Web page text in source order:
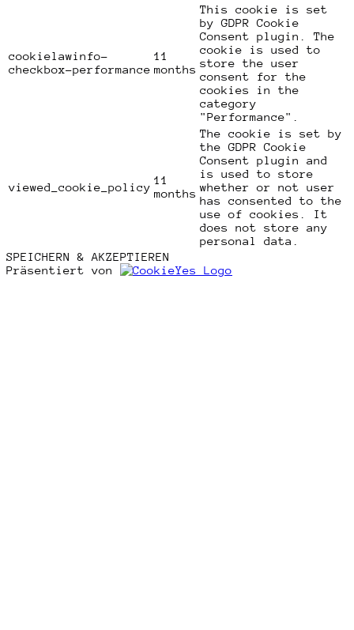
cookielawinfo-
checkbox-performance
11
months
This cookie is set
by GDPR Cookie
Consent plugin. The
cookie is used to
store the user
consent for the
cookies in the
category
"Performance".
viewed_cookie_policy
11
months
The cookie is set by
the GDPR Cookie
Consent plugin and
is used to store
whether or not user
has consented to the
use of cookies. It
does not store any
personal data.
SPEICHERN & AKZEPTIEREN
Präsentiert von